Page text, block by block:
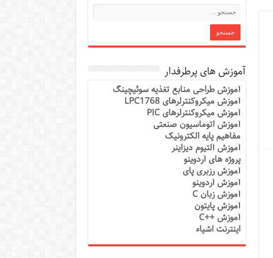
آموزش های پرطرفدار
آموزش طراحی منابع تغذیه سوئیچینگ
آموزش میکروکنترلرهای LPC1768
آموزش میکروکنترلرهای PIC
آموزش اتوماسیون صنعتی
مفاهیم پایه الکترونیک
آموزش آلتیوم دیزاینر
پروژه های آردوینو
آموزش رزبری پای
آموزش آردوینو
آموزش زبان C
آموزش پایتون
آموزش ++C
اینترنت اشیاء